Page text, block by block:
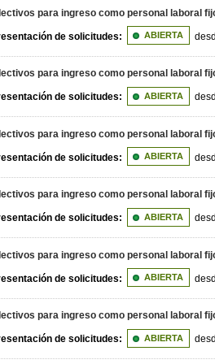
para ingreso como personal laboral
de solicitudes: ABIERTA
para ingreso como personal laboral
de solicitudes: ABIERTA
para ingreso como personal laboral
de solicitudes: ABIERTA
para ingreso como personal laboral
de solicitudes: ABIERTA
para ingreso como personal laboral
de solicitudes: ABIERTA
para ingreso como personal laboral
de solicitudes: ABIERTA